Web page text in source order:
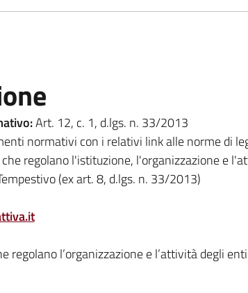
Art. 12, c. 1, d.lgs. n. 33/2013
normativi con i relativi link alle norme di
regolano l'istituzione, l'organizzazione e
(ex art. 8, d.lgs. n. 33/2013)
regolano l’organizzazione e l’attività degli